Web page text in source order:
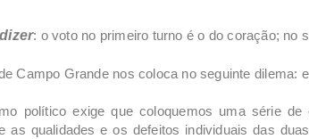
: o voto no primeiro turno é o do coração; no
Campo Grande nos coloca no seguinte dilema:
político exige que coloquemos uma série
as qualidades e os defeitos individuais das